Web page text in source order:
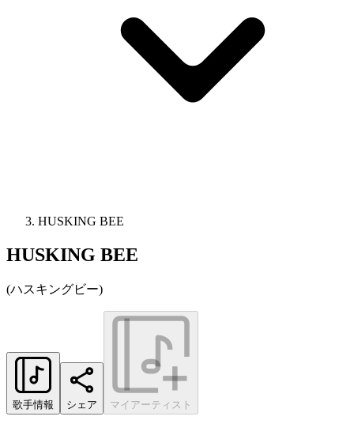
HUSKING BEE
HUSKING BEE
(ハスキングビー)
歌手情報 シェア マイアーティスト